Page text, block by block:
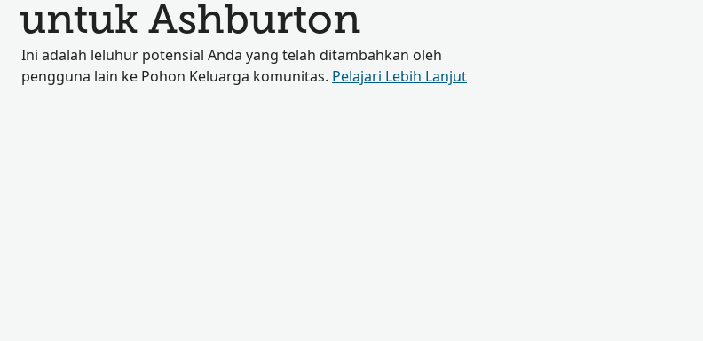
untuk Ashburton
Ini adalah leluhur potensial Anda yang telah ditambahkan oleh
pengguna lain ke Pohon Keluarga komunitas. Pelajari Lebih Lanjut